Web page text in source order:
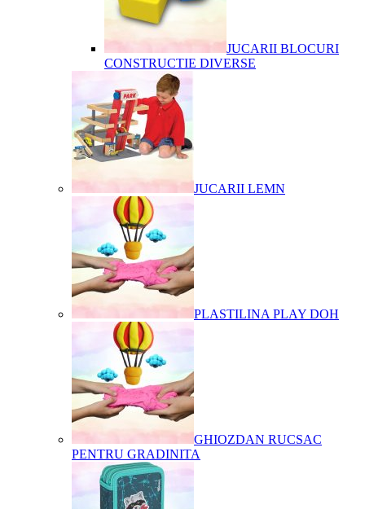
JUCARII BLOCURI
CONSTRUCTIE DIVERSE
JUCARII LEMN
PLASTILINA PLAY DOH
GHIOZDAN RUCSAC
PENTRU GRADINITA